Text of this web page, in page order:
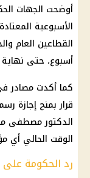
أوضحت الجهات
الأسبوعية
القطاعين العام
أسبوع، حتى نهاية
كما أكدت مصادر
قرار بمنح إجازة
الدكتور مصطفى
الوقت الحالي أي
رد الحكومة على